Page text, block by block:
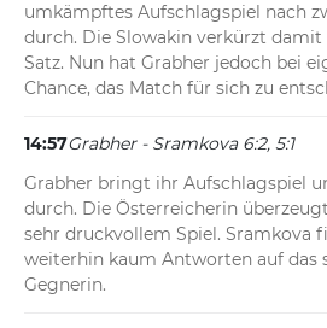
umkämpftes Aufschlagspiel nach
durch. Die Slowakin verkürzt damit
Satz. Nun hat Grabher jedoch bei
Chance, das Match für sich zu
14:57Grabher - Sramkova 6:2, 5:1
Grabher bringt ihr Aufschlagspiel
durch. Die Österreicherin
sehr druckvollem Spiel. Sramkova
weiterhin kaum Antworten auf das
Gegnerin.